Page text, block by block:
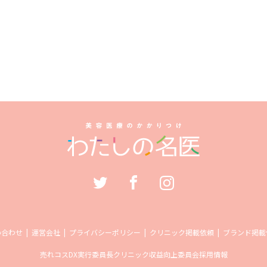
わせ 運営会社 プライバシーポリシー クリニック掲載依頼 ブランド掲
売れコスDX実行委員長クリニック収益向上委員会採用情報